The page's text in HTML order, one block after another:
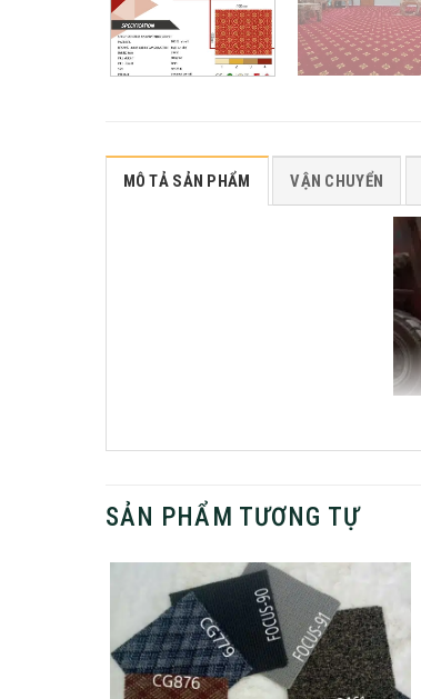
MÔ TẢ SẢN PHẨM VẬN CHUYỂN
SẢN PHẨM TƯƠNG TỰ